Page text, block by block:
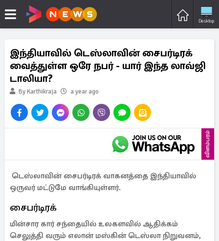
Desktop
இந்தியாவில் டெஸ்லாவின் சைபர்டிரக்
வைத்துள்ள ஒரே நபர் - யார் இந்த லாவ்ஜி
டாலியா?
By Karthikraja a year ago
விளம்பரம்
டெஸ்லாவின் சைபர்டிரக் வாகனத்தை இந்தியாவில்
ஒருவர் மட்டுமே வாங்கியுள்ளர்.
சைபர்டிரக்
மின்சார கார் சந்தையில் உலகளவில் ஆதிக்கம்
செலுத்தி வரும் எலான் மஸ்கின் டெஸ்லா நிறுவனம்,